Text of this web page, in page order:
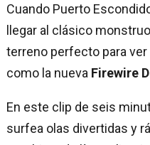
Cuando Puerto
llegar al clásico
terreno perfecto para ver
como la nueva Firewire
En este clip de seis
surfea olas divertidas y